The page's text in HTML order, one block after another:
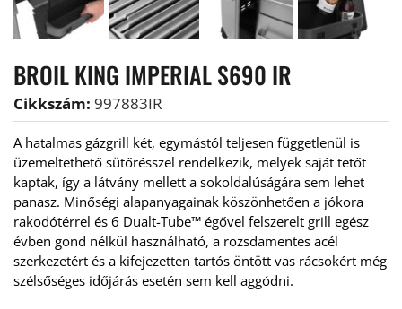
BROIL KING IMPERIAL S690 IR
Cikkszám: 997883IR
A hatalmas gázgrill két, egymástól teljesen függetlenül is
üzemeltethető sütőrésszel rendelkezik, melyek saját tetőt
kaptak, így a látvány mellett a sokoldalúságára sem lehet
panasz. Minőségi alapanyagainak köszönhetően a jókora
rakodótérrel és 6 Dualt-Tube™ égővel felszerelt grill egész
évben gond nélkül használható, a rozsdamentes acél
szerkezetért és a kifejezetten tartós öntött vas rácsokért még
szélsőséges időjárás esetén sem kell aggódni.